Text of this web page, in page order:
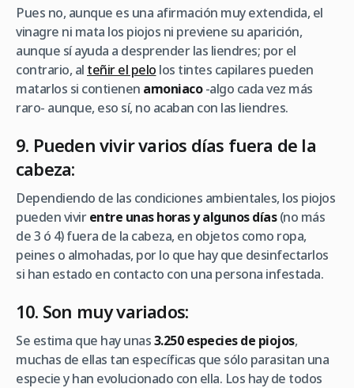
Pues no, aunque es una afirmación muy extendida, el
vinagre ni mata los piojos ni previene su aparición,
aunque sí ayuda a desprender las liendres; por el
contrario, al teñir el pelo los tintes capilares pueden
matarlos si contienen amoniaco-algo cada vez más
raro- aunque, eso sí, no acaban con las liendres.
9. Pueden vivir varios días fuera de la
cabeza:
Dependiendo de las condiciones ambientales, los piojos
pueden vivirentre unas horas y algunos días(no más
de 3 ó 4) fuera de la cabeza, en objetos como ropa,
peines o almohadas, por lo que hay que desinfectarlos
si han estado en contacto con una persona infestada.
10. Son muy variados:
Se estima que hay unas3.250 especies de piojos,
muchas de ellas tan específicas que sólo parasitan una
especie y han evolucionado con ella. Los hay de todos